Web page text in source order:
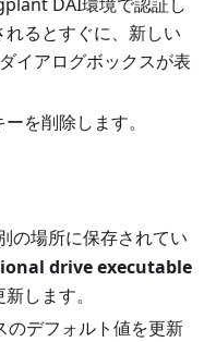
DAI環境で認証し
るとすぐに、新しい
ダイアログボックスが表
を削除します。
の場所に保存されてい
drive executable
します。
のデフォルト値を更新